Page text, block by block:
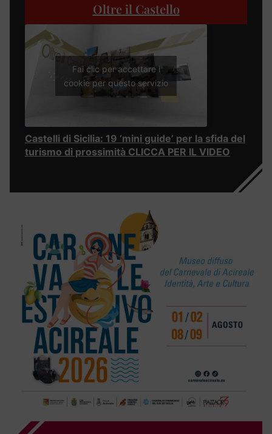
Oltre il Castello
Fai clic per accettare i
cookie per questo servizio
Castelli di Sicilia: 19 ‘mini guide’ per la sfida del
turismo di prossimità CLICCA PER IL VIDEO